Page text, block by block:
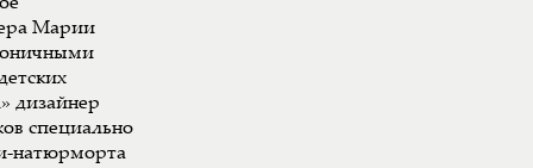
Марии
дизайнер
специально
натюрморта